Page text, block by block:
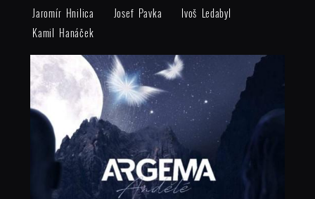
Jaromír Hnilica Josef Pavka
Ivoš Ledabyl
Kamil Hanáček